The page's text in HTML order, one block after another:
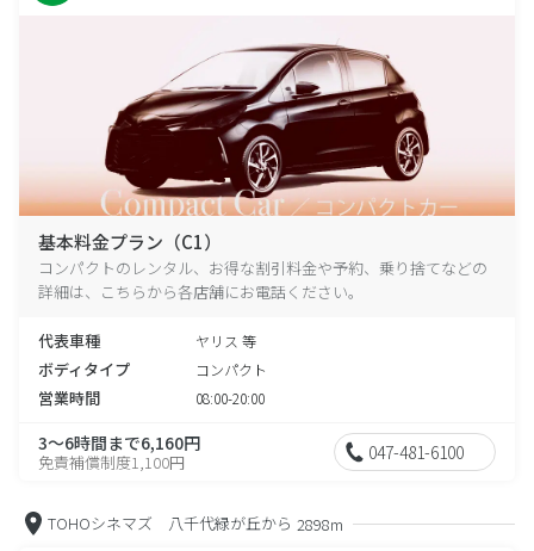
基本料金プラン（C1）
コンパクトのレンタル、お得な割引料金や予約、乗り捨てなどの
詳細は、こちらから各店舗にお電話ください。
代表車種 ヤリス 等
ボディタイプ コンパクト
営業時間 08:00-20:00
3～6時間まで6,160円
免責補償制度1,100円 047-481-6100
TOHOシネマズ 八千代緑が丘から 2898m